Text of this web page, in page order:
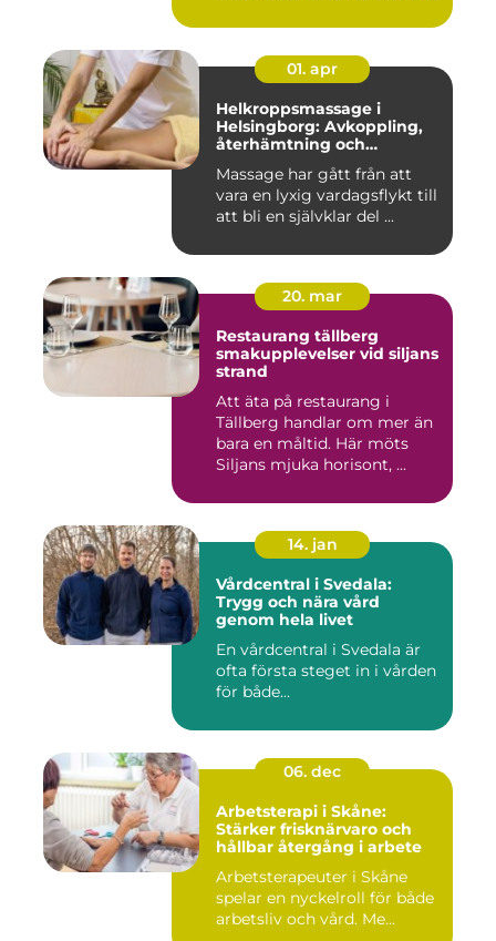
01. apr
Helkroppsmassage i
Helsingborg: Avkoppling,
återhämtning och
Massage har gått från att
vara en lyxig vardagsflykt till
att bli en självklar del ...
20. mar
Restaurang tällberg
smakupplevelser vid siljans
strand
Att äta på restaurang i
Tällberg handlar om mer än
bara en måltid. Här möts
Siljans mjuka horisont, ...
14. jan
Vårdcentral i Svedala:
Trygg och nära vård
genom hela livet
En vårdcentral i Svedala är
ofta första steget in i vården
för både...
06. dec
Arbetsterapi i Skåne:
Stärker frisknärvaro och
hållbar återgång i arbete
Arbetsterapeuter i Skåne
spelar en nyckelroll för både
arbetsliv och vård. Me...